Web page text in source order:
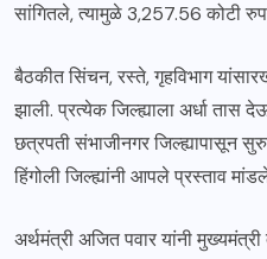
सांगितले, त्यामुळे 3,257.56 कोटी
बैठकीत सिंचन, रस्ते, गृहविभाग
झाली. प्रत्येक जिल्ह्याला अर्धा
छत्रपती संभाजीनगर जिल्ह्यापासून
हिंगोली जिल्ह्यांनी आपले प्रस्ताव
अर्थमंत्री अजित पवार यांनी